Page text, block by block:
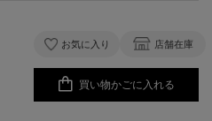
お気に入り 店舗在庫
買い物かごに入れる